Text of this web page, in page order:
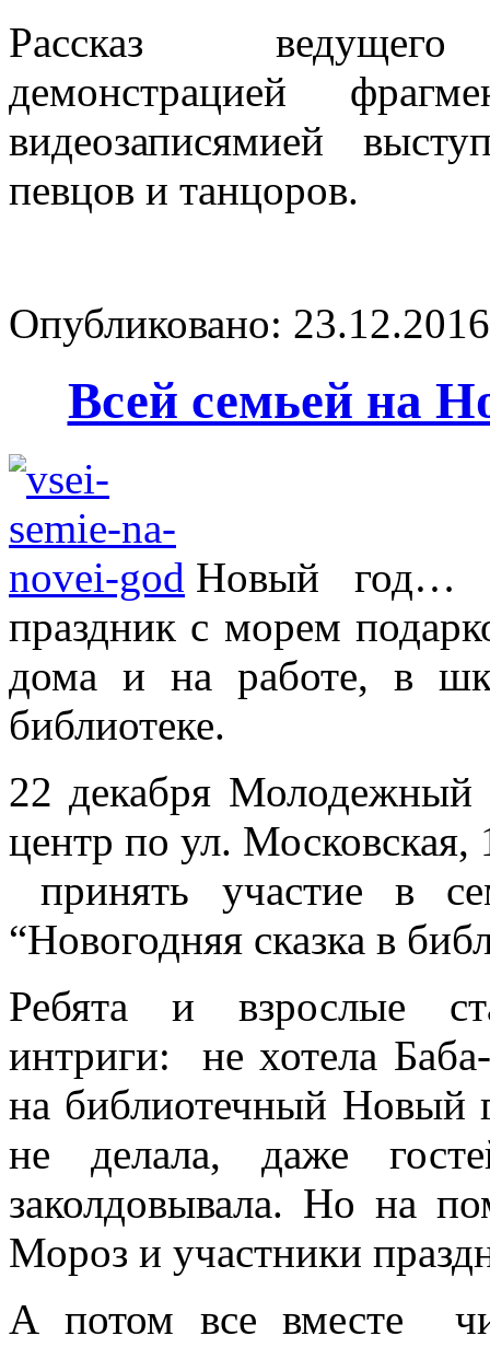
Рассказ ведущего
демонстрацией
видеозаписямией
певцов и танцоров.
Опубликовано:
Всей семьей на
Новый год…
праздник с морем
дома и на работе, в
библиотеке.
22 декабря Молодежный
центр по ул.
принять участие в
“Новогодняя сказка в
Ребята и взрослые
интриги: не хотела
на библиотечный Новый
не делала, даже
заколдовывала. Но на
Мороз и участники
А потом все вместе